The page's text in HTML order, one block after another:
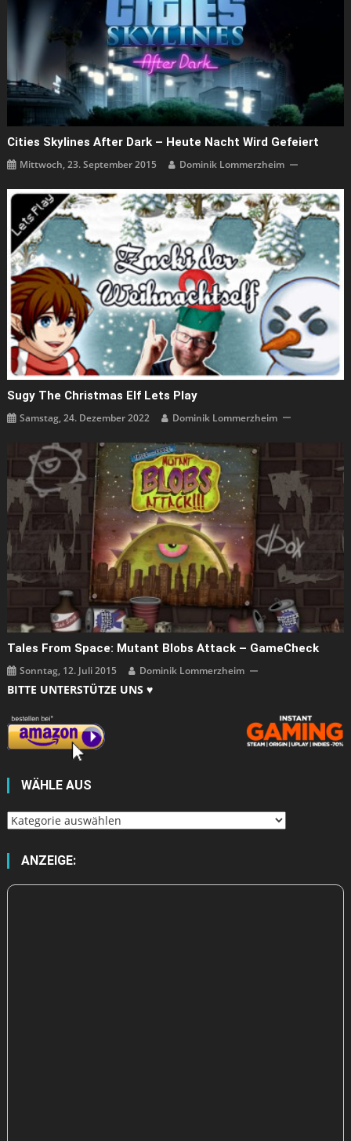
Cities Skylines After Dark – Heute Nacht Wird Gefeiert
Mittwoch, 23. September 2015 Dominik Lommerzheim
Sugy The Christmas Elf Lets Play
Samstag, 24. Dezember 2022 Dominik Lommerzheim
Tales From Space: Mutant Blobs Attack – GameCheck
Sonntag, 12. Juli 2015 Dominik Lommerzheim
BITTE UNTERSTÜTZE UNS ♥
WÄHLE AUS
Wähle
ANZEIGE: